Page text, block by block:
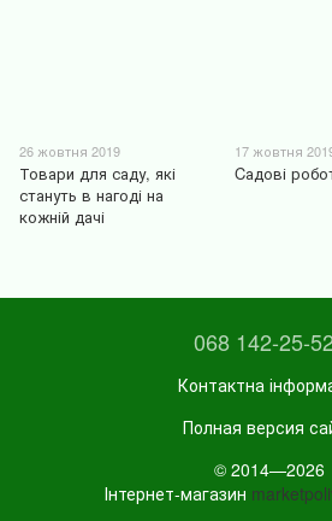
26 жовтня 2019
Товари для саду, які
стануть в нагоді на
кожній дачі
17 жовтня
Cадові
068 142-25-52
Контактна
Полная версия
© 2014—2026
Інтернет-магазин